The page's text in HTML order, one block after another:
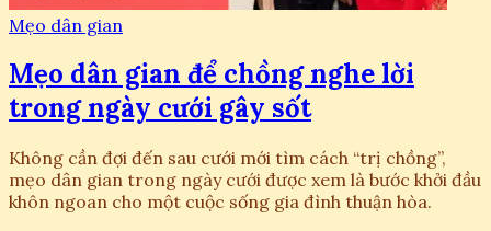
Mẹo dân gian
Mẹo dân gian để chồng nghe lời
trong ngày cưới gây sốt
Không cần đợi đến sau cưới mới tìm cách “trị chồng”,
mẹo dân gian trong ngày cưới được xem là bước khởi đầu
khôn ngoan cho một cuộc sống gia đình thuận hòa.